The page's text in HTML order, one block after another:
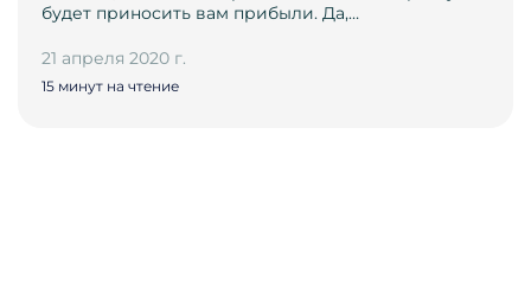
будет приносить вам прибыли. Да,…
21 апреля 2020 г.
15 минут на чтение